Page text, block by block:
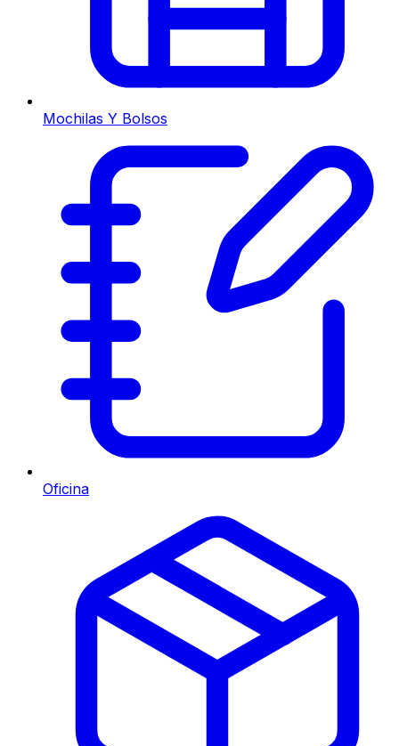
Mochilas Y Bolsos
Oficina